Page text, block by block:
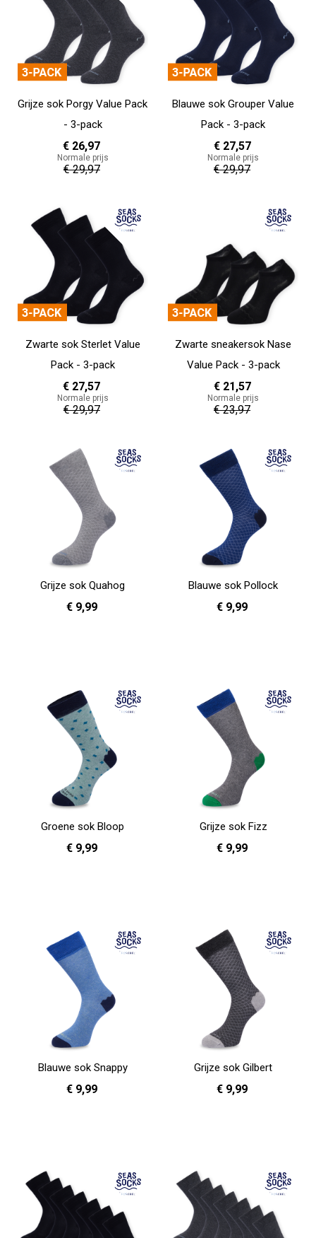
Grijze sok Porgy Value Pack
- 3-pack
€ 26,97
Normale prijs
€ 29,97
In Winkelwagen
Blauwe sok Grouper Value
Pack - 3-pack
€ 27,57
Normale prijs
€ 29,97
In Winkelwagen
Zwarte sok Sterlet Value
Pack - 3-pack
€ 27,57
Normale prijs
€ 29,97
In Winkelwagen
Zwarte sneakersok Nase
Value Pack - 3-pack
€ 21,57
Normale prijs
€ 23,97
In Winkelwagen
Grijze sok Quahog
€ 9,99
Blauwe sok Pollock
€ 9,99
Groene sok Bloop
€ 9,99
Grijze sok Fizz
€ 9,99
Blauwe sok Snappy
€ 9,99
Grijze sok Gilbert
€ 9,99